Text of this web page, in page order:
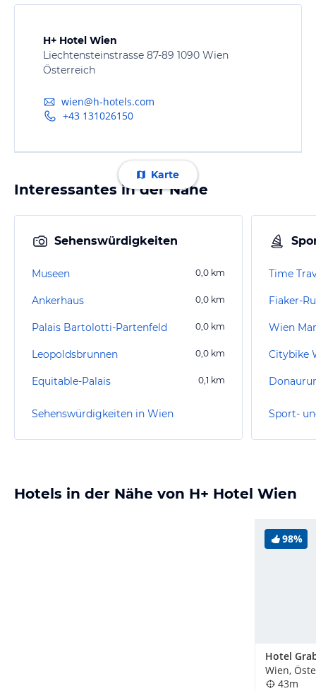
H+ Hotel Wien
Liechtensteinstrasse 87-89 1090 Wien
Österreich
wien@h-hotels.com
+43 131026150
Karte
Interessantes in der Nähe
Sehenswürdigkeiten
Museen 0,0 km
Ankerhaus 0,0 km
Palais Bartolotti-Partenfeld 0,0 km
Leopoldsbrunnen 0,0 km
Equitable-Palais 0,1 km
Sehenswürdigkeiten in Wien
Time
Fiaker-
Wien
Citybike
Sport-
Hotels in der Nähe von H+ Hotel Wien
98%
Hotel
Wien,
43m